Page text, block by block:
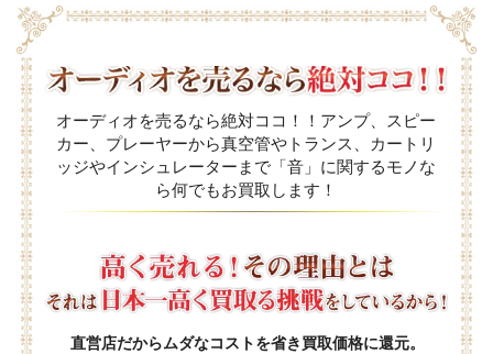
オーディオを売るなら絶対ココ！！アンプ、スピー
カー、プレーヤーから真空管やトランス、カートリ
ッジやインシュレーターまで「音」に関するモノな
ら何でもお買取します！
直営店だからムダなコストを省き買取価格に還元。